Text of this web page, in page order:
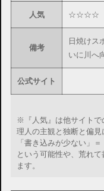
人気 ☆☆☆☆
備考
日焼けス
いに川へ
公式サイト
※『人気』は他サイトで
理人の主観と独断と偏
「書き込みが少ない」
という可能性や、荒れ
ます。